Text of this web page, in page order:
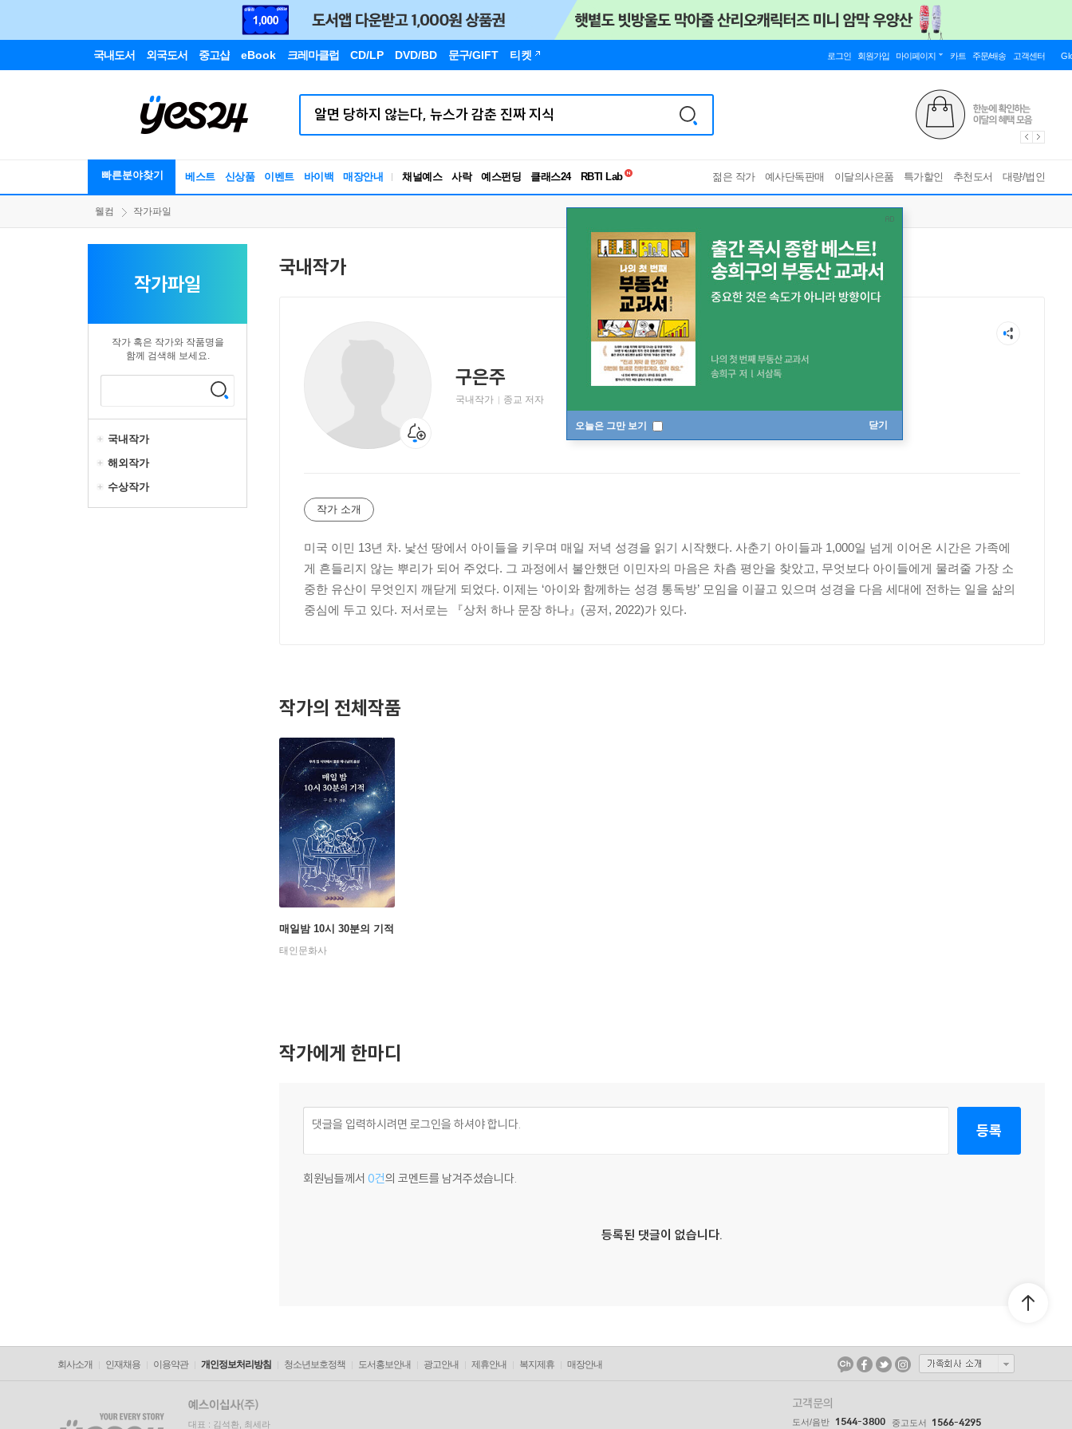
국내도서 외국도서 중고샵 eBook 크레마클럽 CD/LP DVD/BD 문구/GIFT 티켓 로그인 회원가입 마이페이지 카트 주문/배송 고객센터
빠른분야찾기 베스트 신상품 이벤트 바이백 매장안내 채널예스 사락 예스펀딩 클래스24
RBTI Lab
독서유형검사
젊은 작가 예사단독판매 이달의사은품 특가할인 추천도서 대량/법인
오늘은 그만 보기 닫기
웰컴 작가파일
작가파일
작가 혹은 작가와 작품명을
함께 검색해 보세요.
국내작가
해외작가
수상작가
국내작가
구은주
국내작가 종교 저자
작가 소개
미국 이민 13년 차. 낯선 땅에서 아이들을 키우며 매일 저녁 성경을 읽기 시작했다. 사춘기 아이들과 1,000일 넘게 이어온 시간은 가족에
게 흔들리지 않는 뿌리가 되어 주었다. 그 과정에서 불안했던 이민자의 마음은 차츰 평안을 찾았고, 무엇보다 아이들에게 물려줄 가장 소
중한 유산이 무엇인지 깨닫게 되었다. 이제는 ‘아이와 함께하는 성경 통독방’ 모임을 이끌고 있으며 성경을 다음 세대에 전하는 일을 삶의
중심에 두고 있다. 저서로는 『상처 하나 문장 하나』(공저, 2022)가 있다.
작가의 전체작품
매일밤 10시 30분의 기적
태인문화사
작가에게 한마디
등록
회원님들께서 0건의 코멘트를 남겨주셨습니다.
등록된 댓글이 없습니다.
회사소개 인재채용 이용약관 개인정보처리방침 청소년보호정책 도서홍보안내 광고안내 제휴안내 복지제휴 매장안내
대표 : 김석환, 최세라
고객문의
도서/음반 1544-3800 중고도서 1566-4295